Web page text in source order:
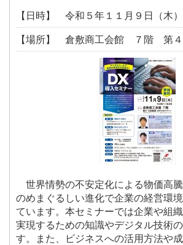
【日時】
令和５年１１月９日（木
【場所】
倉敷商工会館 ７階 第４
世界情勢の不安定化による物価高
のめまぐるしい進化で企業の経営環
ています。本セミナーでは企業や組
実現するための知識やデジタル技術
す。また、ビジネスへの活用方法や